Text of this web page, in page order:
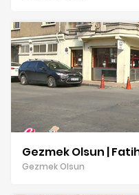
Gezmek Olsun |
Gezmek Olsun